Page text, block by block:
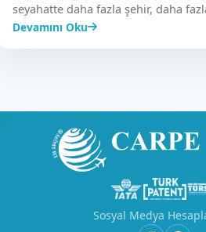
seyahatte daha fazla şehir, daha
Devamını Oku
Sosyal Medya